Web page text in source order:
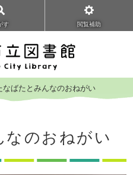
す 閲覧補助
なばたとみんなのおねがい
なのおねがい